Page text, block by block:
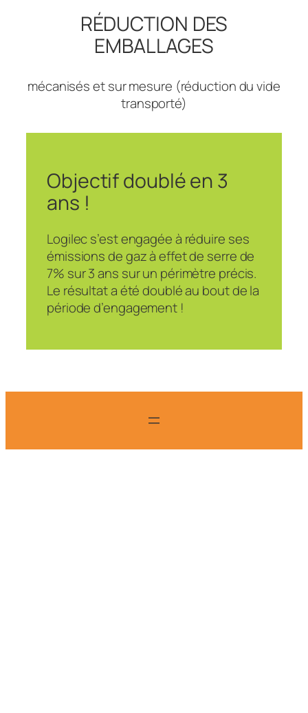
RÉDUCTION DES
EMBALLAGES
mécanisés et sur mesure (réduction du vide
transporté)
Objectif doublé en 3
ans !
Logilec s’est engagée à réduire ses
émissions de gaz à effet de serre de
7% sur 3 ans sur un périmètre précis.
Le résultat a été doublé au bout de la
période d’engagement !